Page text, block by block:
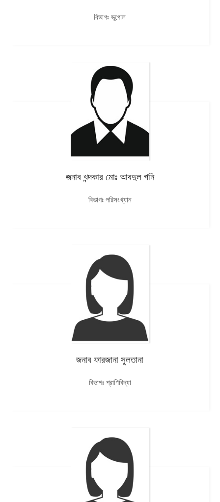
বিভাগঃ ভূগোল
জনাব খন্দকার মোঃ আবদুল গনি
বিভাগঃ পরিসংখ্যান
জনাব ফারজানা সুলতানা
বিভাগঃ প্রাণিবিদ্যা